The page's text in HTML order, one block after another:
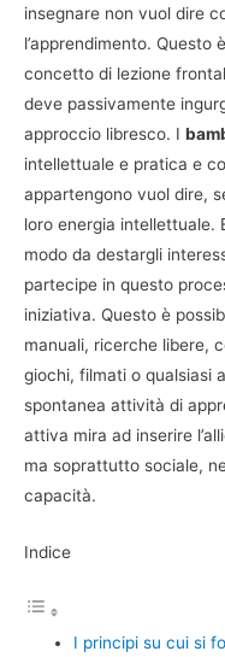
insegnare non vuol dire
l’apprendimento. Questo
concetto di lezione
deve passivamente
approccio libresco. I
intellettuale e pratica e
appartengono vuol dire,
loro energia intellettuale.
modo da destargli
partecipe in questo
iniziativa. Questo è
manuali, ricerche libere,
giochi, filmati o qualsiasi
spontanea attività di
attiva mira ad inserire
ma soprattutto sociale,
capacità.
Indice
I principi su cui si